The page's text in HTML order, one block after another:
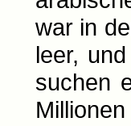
war in
leer,
suchen